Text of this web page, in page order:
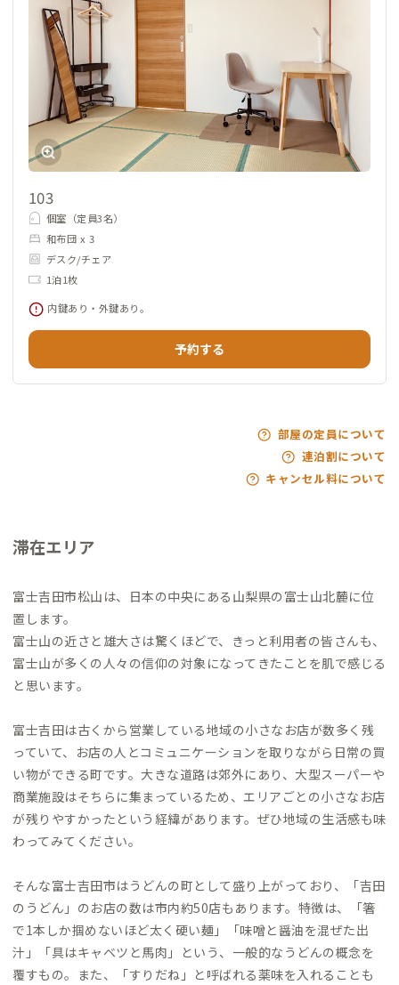
103
個室（定員3名）
和布団 x 3
デスク/チェア
1泊1枚
内鍵あり・外鍵あり。
予約する
部屋の定員について
連泊割について
キャンセル料について
滞在エリア
富士吉田市松山は、日本の中央にある山梨県の富士山北麓に位
置します。
富士山の近さと雄大さは驚くほどで、きっと利用者の皆さんも、
富士山が多くの人々の信仰の対象になってきたことを肌で感じる
と思います。
富士吉田は古くから営業している地域の小さなお店が数多く残
っていて、お店の人とコミュニケーションを取りながら日常の買
い物ができる町です。大きな道路は郊外にあり、大型スーパーや
商業施設はそちらに集まっているため、エリアごとの小さなお店
が残りやすかったという経緯があります。ぜひ地域の生活感も味
わってみてください。
そんな富士吉田市はうどんの町として盛り上がっており、「吉田
のうどん」のお店の数は市内約50店もあります。特徴は、「箸
で1本しか掴めないほど太く硬い麺」「味噌と醤油を混ぜた出
汁」「具はキャベツと馬肉」という、一般的なうどんの概念を
覆すもの。また、「すりだね」と呼ばれる薬味を入れることも